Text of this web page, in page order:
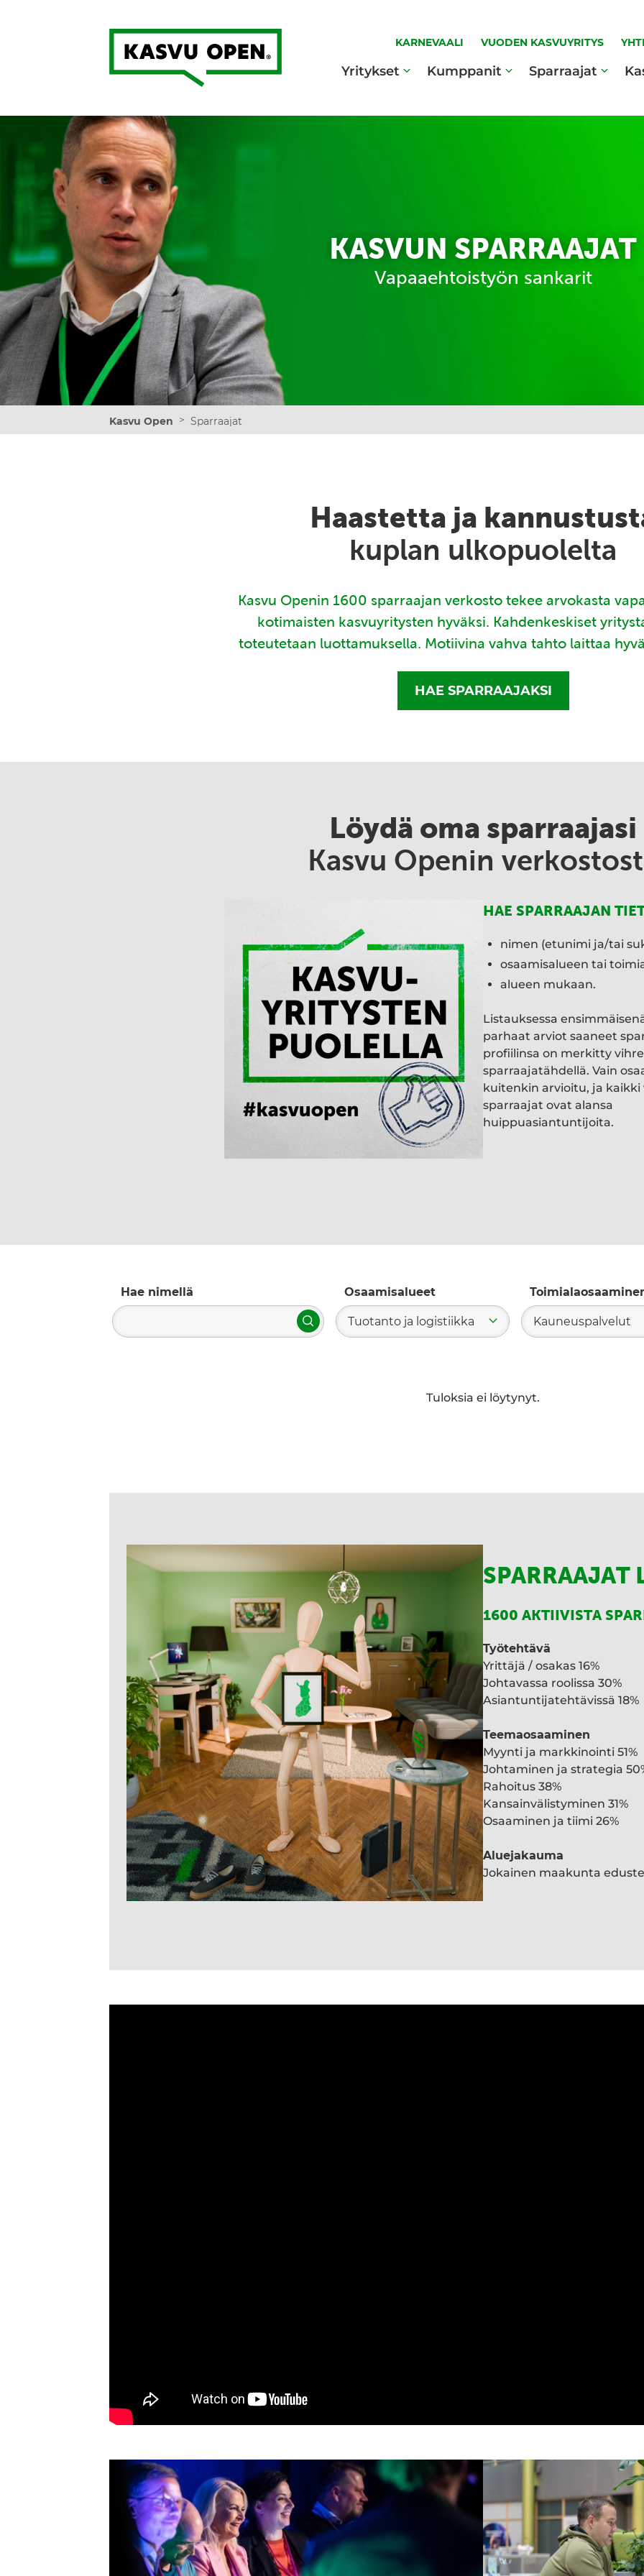
Kasvu Open
KARNEVAALI VUODEN KASVUYRITYS
Yritykset Kumppanit Sparraajat
KASVUN SPARRAAJAT
Vapaaehtoistyön sankarit
Kasvu Open > Sparraajat
Haastetta ja
kuplan ulkopuolelta
Kasvu Openin 1600 sparraajan verkosto tekee arvokasta
kotimaisten kasvuyritysten hyväksi. Kahdenkeskiset
toteutetaan luottamuksella. Motiivina vahva tahto laittaa
HAE SPARRAAJAKSI
Löydä oma sparraajasi
Kasvu Openin
HAE SPARRAAJAN
nimen (etunimi ja/tai
osaamisalueen tai
alueen mukaan.
Listauksessa
parhaat arviot saaneet
profiilinsa on merkitty
sparraajatähdellä. Vain
kuitenkin arvioitu, ja
sparraajat ovat alansa
huippuasiantuntijoita.
Hae nimellä
Hae
Osaamisalueet
Tuotanto ja logistiikka Kauneuspalvelut
Tuloksia ei löytynyt.
SPARRAAJAT
1600 AKTIIVISTA
Työtehtävä
Yrittäjä / osakas 16%
Johtavassa roolissa 30%
Asiantuntijatehtävissä 18%
Teemaosaaminen
Myynti ja markkinointi 51%
Johtaminen ja strategia
Rahoitus 38%
Kansainvälistyminen 31%
Osaaminen ja tiimi 26%
Aluejakauma
Jokainen maakunta